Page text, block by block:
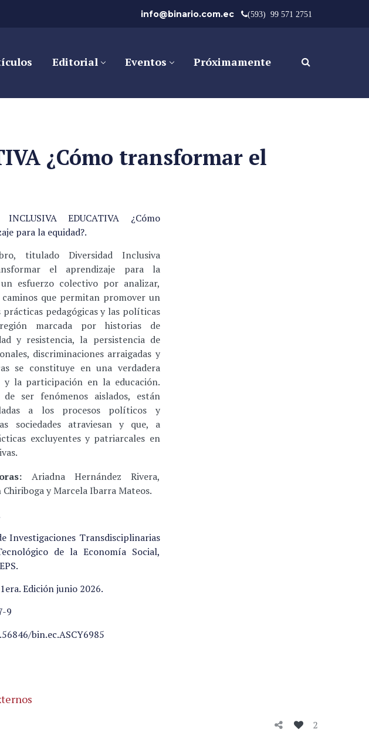
info@binario.com.ec (593) 99 571 2751
Editorial Eventos Próximamente
¿Cómo transformar el
INCLUSIVA EDUCATIVA ¿Cómo
para la equidad?.
titulado Diversidad Inclusiva
el aprendizaje para la
esfuerzo colectivo por analizar,
que permitan promover un
pedagógicas y las políticas
marcada por historias de
y resistencia, la persistencia de
discriminaciones arraigadas y
se constituye en una verdadera
y la participación en la educación.
de ser fenómenos aislados, están
a los procesos políticos y
sociedades atraviesan y que, a
excluyentes y patriarcales en
Ariadna Hernández Rivera,
y Marcela Ibarra Mateos.
Investigaciones Transdisciplinarias
de la Economía Social,
1era. Edición junio 2026.
9
bin.ec.ASCY6985
2